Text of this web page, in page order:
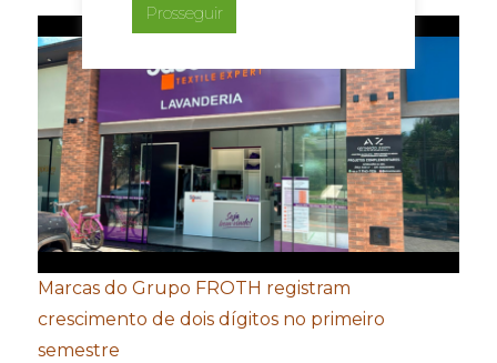
Prosseguir
Marcas do Grupo FROTH registram
crescimento de dois dígitos no primeiro
semestre